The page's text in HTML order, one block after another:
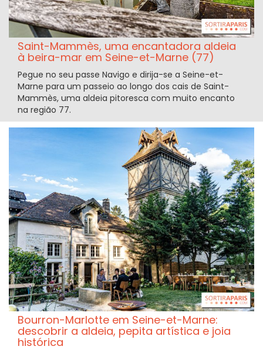
Saint-Mammès, uma encantadora aldeia
à beira-mar em Seine-et-Marne (77)
Pegue no seu passe Navigo e dirija-se a Seine-et-
Marne para um passeio ao longo dos cais de Saint-
Mammès, uma aldeia pitoresca com muito encanto
na região 77.
Bourron-Marlotte em Seine-et-Marne:
descobrir a aldeia, pepita artística e joia
histórica